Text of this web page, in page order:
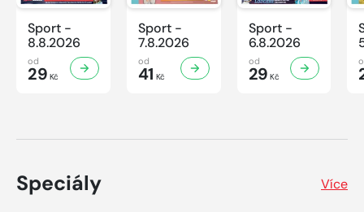
Sport -
8.8.2026
od
29 Kč
Sport -
7.8.2026
od
41 Kč
Sport -
6.8.2026
od
29 Kč
Speciály Více